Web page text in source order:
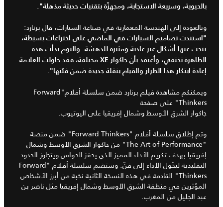
بالحيوية، وسريعة الاستجابة، ومجهزّة بتقنيات حديثة مذهلة".
وبالعودة إلى الهندسة المعمارية في صناعة السيارات، قال برنارد:
"استندت تصاميم السيارات في الماضي على اختراعات بسيطة،
نتجت عنها أشكال غير عادية ومثيرة للدهشة. واليوم بدأت هذه
الظاهرة تختفي، وأعتقد بأن جاكوار XE مختلفة، فقد حاولت العلامة
إعادة ابتكار هذا الطراز والقيام بنقلة جديدة ضمن فئتها".
ويمكنكم مشاهدة فيلم برنارد ضمن سلسلة أفلام"Forward
Thinkers" على صفحة
جاكوار الشرق الأوسط وشمال إفريقيا على اليوتيوب.
وتم إطلاق سلسلة أفلام
"Forward Thinkers" ضمن منصة
"The Art of Performance" من جاكوار الشرق الأوسط وشمال
إفريقيا بهدف تكريم الأداء المميز الذي يحفز الحواس ويتجاوز الحدود
التقليدية ليحّول الأداء إلى فنّ. وستضم سلسلة أفلام "Forward
Thinkers" القادمة في هذه النسخة الثانية نخبة من أبرز الأشخاص
المؤثرين في منطقة الشرق الأوسط وشمال إفريقيا مثل ناصر بن
عبد الجليل من المغرب.